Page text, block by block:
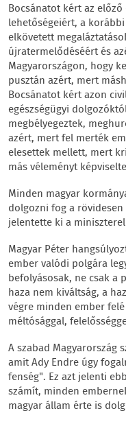
Bocsánatot kért az
lehetőségeiért, a
elkövetett
újratermelődéséért és
Magyarországon, hogy
pusztán azért, mert
Bocsánatot kért azon
egészségügyi
megbélyegeztek,
azért, mert fel merték
elesettek mellett, mert
más véleményt
Minden magyar
dolgozni fog a
jelentette ki a
Magyar Péter
ember valódi polgára
befolyásosak, ne csak a
haza nem kiváltság, a
végre minden ember
méltósággal,
A szabad Magyarország
amit Ady Endre úgy
fenség". Ez azt jelenti
számít, minden
magyar állam érte is